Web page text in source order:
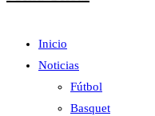
Inicio
Noticias
Fútbol
Basquet